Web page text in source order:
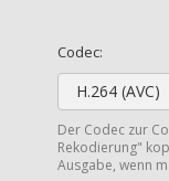
Codec:
H.264 (AVC)
Der Codec zur
Rekodierung"
Ausgabe, wenn